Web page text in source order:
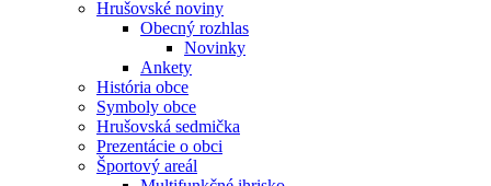
Hrušovské noviny
Obecný rozhlas
Novinky
Ankety
História obce
Symboly obce
Hrušovská sedmička
Prezentácie o obci
Športový areál